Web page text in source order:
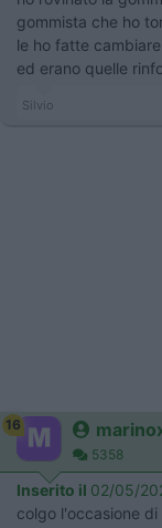
gommista che ho
le ho fatte
ed erano quelle
Silvio
16
5358
Inserito il 02/05/
colgo l'occasione